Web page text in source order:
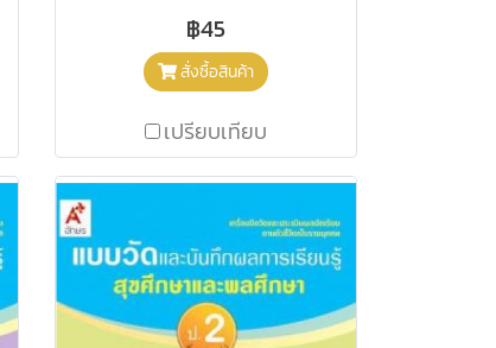
฿45
สั่งซื้อสินค้า
เปรียบเทียบ